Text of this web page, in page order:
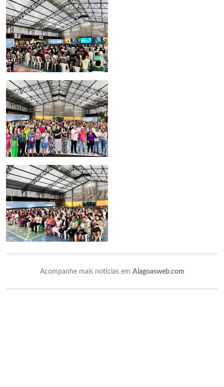
Acompanhe mais notícias em Alagoasweb.com